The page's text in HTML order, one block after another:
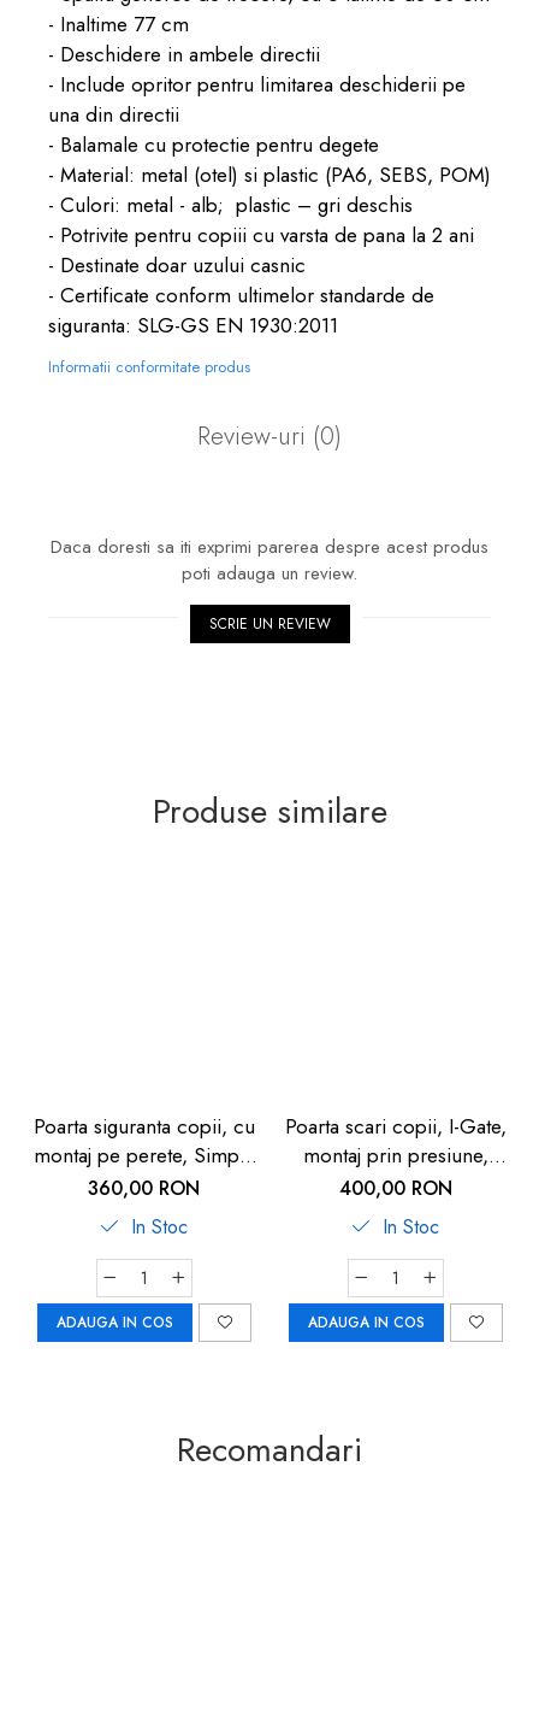
- Inaltime 77 cm
- Deschidere in ambele directii
- Include opritor pentru limitarea deschiderii pe
una din directii
- Balamale cu protectie pentru degete
- Material: metal (otel) si plastic (PA6, SEBS, POM)
- Culori: metal - alb; plastic – gri deschis
- Potrivite pentru copiii cu varsta de pana la 2 ani
- Destinate doar uzului casnic
- Certificate conform ultimelor standarde de
siguranta: SLG-GS EN 1930:2011
Informatii conformitate produs
Review-uri (0)
Daca doresti sa iti exprimi parerea despre acest produs
poti adauga un review.
SCRIE UN REVIEW
Produse similare
Poarta siguranta copii, cu
montaj pe perete, Simple
Lock, Reer
360,00 RON
In Stoc
ADAUGA IN COS
Poarta scari copii, I-Gate,
montaj prin presiune,
Reer
400,00 RON
In Stoc
ADAUGA IN COS
Recomandari